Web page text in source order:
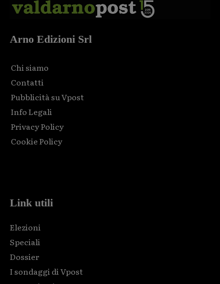
Arno Edizioni Srl
Chi siamo
Contatti
Pubblicità su Vpost
Info Legali
Privacy Policy
Cookie Policy
Link utili
Elezioni
Speciali
Dossier
I sondaggi di Vpost